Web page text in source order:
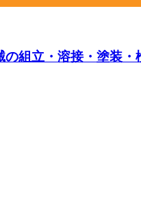
組立・溶接・塗装・